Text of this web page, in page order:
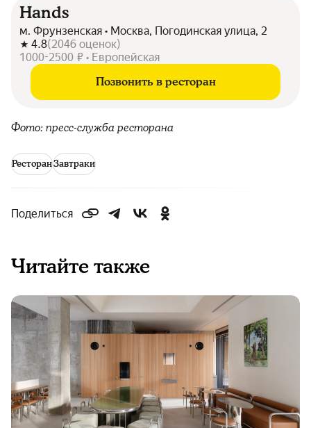
Hands
м. Фрунзенская • Москва, Погодинская улица, 2
4.8(2046 оценок)
1000-2500 ₽ • Европейская
Позвонить в ресторан
Фото: пресс-служба ресторана
РесторанЗавтраки
Поделиться
Читайте также